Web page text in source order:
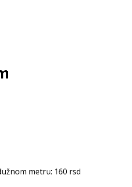
metru: 160 rsd